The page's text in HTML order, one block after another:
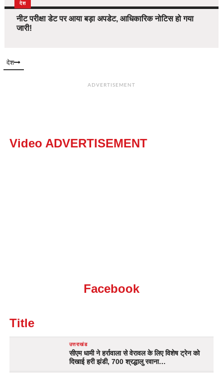
देश
नीट परीक्षा डेट पर आया बड़ा अपडेट, आधिकारिक नोटिस हो गया
जारी!
देश
ADVERTISEMENT
Video ADVERTISEMENT
Facebook
Title
उत्तराखंड
सीएम धामी ने हर्रावाला से वेरावल के लिए विशेष ट्रेन को
दिखाई हरी झंडी, 700 श्रद्धालु रवाना…